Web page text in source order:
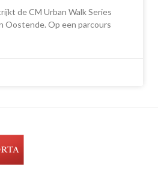
de CM Urban Walk Series
Oostende. Op een parcours